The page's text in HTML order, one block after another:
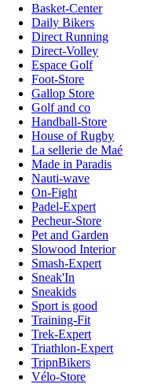
Basket-Center
Daily Bikers
Direct Running
Direct-Volley
Espace Golf
Foot-Store
Gallop Store
Golf and co
Handball-Store
House of Rugby
La sellerie de Maé
Made in Paradis
Nauti-wave
On-Fight
Padel-Expert
Pecheur-Store
Pet and Garden
Slowood Interior
Smash-Expert
Sneak'In
Sneakids
Sport is good
Training-Fit
Trek-Expert
Triathlon-Expert
TripnBikers
Vélo-Store